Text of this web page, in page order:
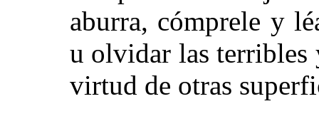
aburra, cómprele y
u olvidar las terribles
virtud de otras